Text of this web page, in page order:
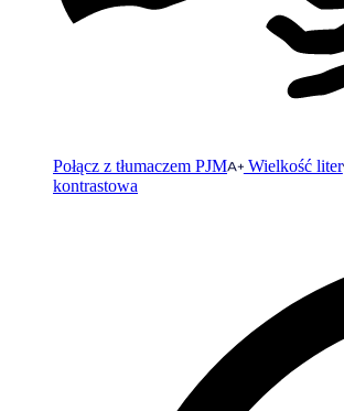
Połącz z tłumaczem PJM Wielkość liter
kontrastowa